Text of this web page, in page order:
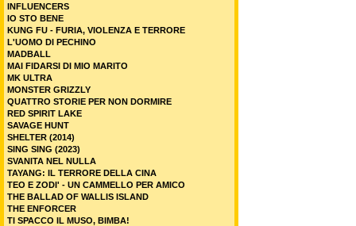
INFLUENCERS
IO STO BENE
KUNG FU - FURIA, VIOLENZA E TERRORE
L'UOMO DI PECHINO
MADBALL
MAI FIDARSI DI MIO MARITO
MK ULTRA
MONSTER GRIZZLY
QUATTRO STORIE PER NON DORMIRE
RED SPIRIT LAKE
SAVAGE HUNT
SHELTER (2014)
SING SING (2023)
SVANITA NEL NULLA
TAYANG: IL TERRORE DELLA CINA
TEO E ZODI' - UN CAMMELLO PER AMICO
THE BALLAD OF WALLIS ISLAND
THE ENFORCER
TI SPACCO IL MUSO, BIMBA!